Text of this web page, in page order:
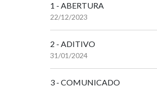
1 - ABERTURA
22/12/2023
2 - ADITIVO
31/01/2024
3 - COMUNICADO